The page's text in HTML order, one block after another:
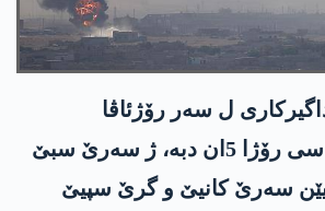
ل سه‌ر رۆژئاڤا
كوردستانێ ده‌رباسی رۆژا 5ان دبه‌، ژ سه‌رێ سبێ
سه‌رێ كانیێ و گرێ سپیێ